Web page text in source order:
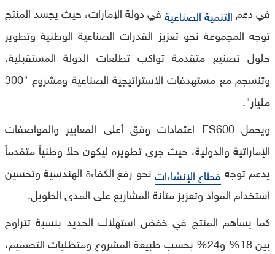
في دعم التنمية الصناعيةفي دولة الإمارات، حيث يجسد المنتج
توجه المجموعة نحو تعزيز القدرات الصناعية الوطنية وتطوير
حلول تصنيع متقدمة تواكب تطلعات الدولة المستقبلية،
وتنسجم مع مستهدفات الاستراتيجية الصناعية ومشروع "300
مليار".
ويحمل ES600 اعتمادات وفق أعلى المعايير والمواصفات
الإماراتية والدولية، حيث جرى تطويره ليكون حلاً وطنياً متقدماً
يدعم توجه قطاع الإنشاءاتنحو رفع الكفاءة الهندسية وتحسين
استخدام المواد وتعزيز متانة المشاريع على المدى الطويل.
كما يساهم المنتج في خفض استهلاك الحديد بنسبة تتراوح
بين 18% و24% بحسب طبيعة المشروع ومتطلبات التصميم،